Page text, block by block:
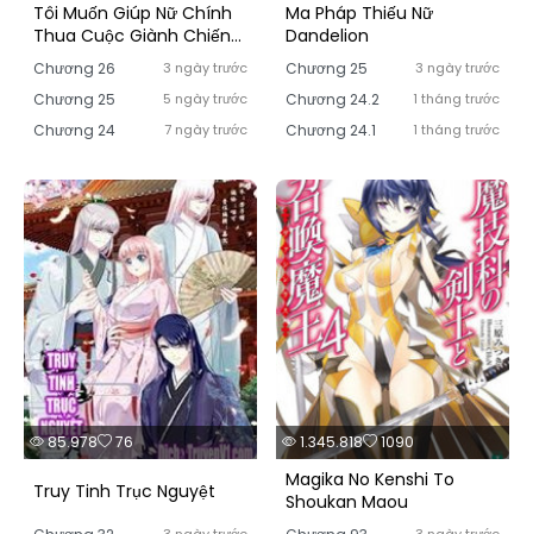
Tôi Muốn Giúp Nữ Chính
Thua Cuộc Giành Chiến
Thắng
Chương 26 3 ngày trước
Chương 25 5 ngày trước
Chương 24 7 ngày trước
Ma Pháp Thiếu Nữ
Dandelion
Chương 25 3 ngày trước
Chương 24.2 1 tháng trước
Chương 24.1 1 tháng trước
85.978 76
Truy Tinh Trục Nguyệt
1.345.818 1090
Magika No Kenshi To
Shoukan Maou